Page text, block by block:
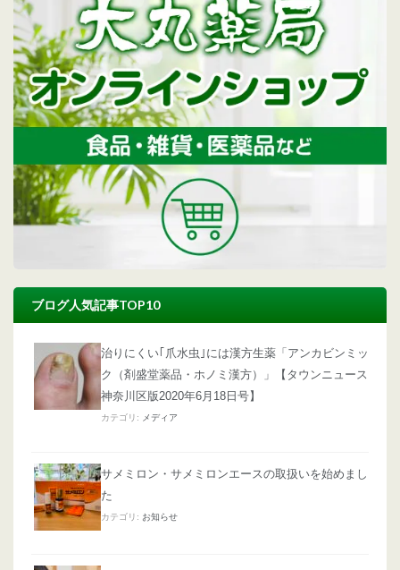
ブログ人気記事TOP10
治りにくい｢爪水虫｣には漢方生薬「アンカビンミッ
ク（剤盛堂薬品・ホノミ漢方）」【タウンニュース
神奈川区版2020年6月18日号】
カテゴリ: メディア
サメミロン・サメミロンエースの取扱いを始めまし
た
カテゴリ: お知らせ